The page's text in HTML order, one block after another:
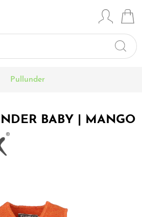
Pullunder
BABY | MANGO